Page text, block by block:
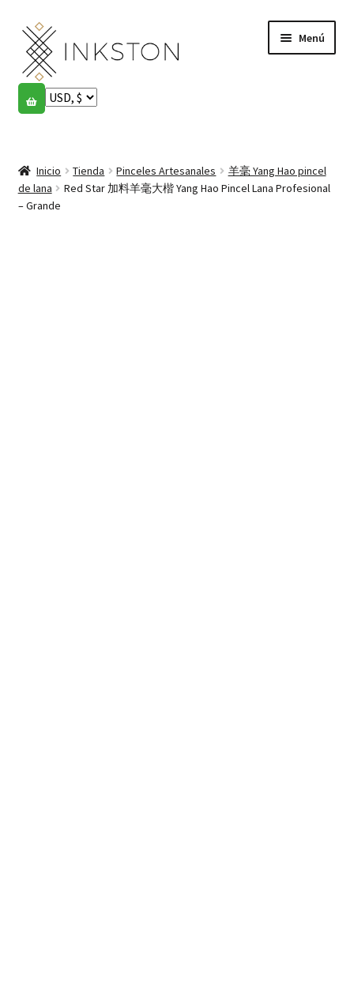
Ir
la
navegación
Ir
al
contenido
Menú
Tienda
menú
English
Inicio Tienda Pinceles Artesanales
羊毫 Yang Hao pincel
de lana
Red Star 加料羊毫大楷 Yang Hao Pincel Lana Profesional
– Grande